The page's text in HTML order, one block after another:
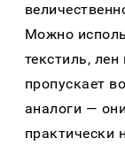
Можно
текстиль,
пропускает
аналоги —
практически